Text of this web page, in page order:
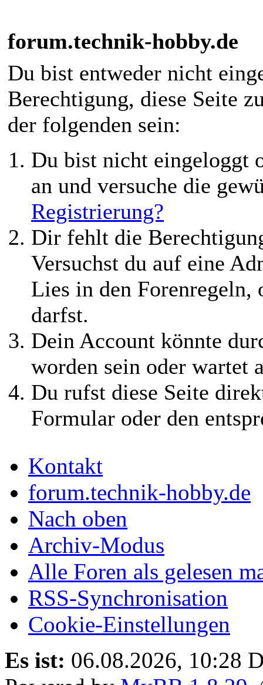
forum.technik-hobby.de
Du bist entweder nicht
Berechtigung, diese Seite
der folgenden sein:
Du bist nicht eingeloggt
an und versuche die
Registrierung?
Dir fehlt die
Versuchst du auf eine
Lies in den Forenregeln,
darfst.
Dein Account könnte
worden sein oder wartet
Du rufst diese Seite
Formular oder den
Kontakt
forum.technik-hobby.de
Nach oben
Archiv-Modus
Alle Foren als gelesen
RSS-Synchronisation
Cookie-Einstellungen
Es ist: 06.08.2026, 10:28